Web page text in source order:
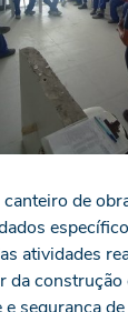
de
atividades
da
segurança